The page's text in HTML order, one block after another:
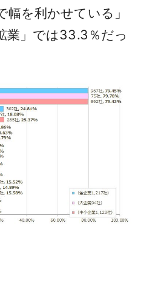
を利かせている」
業」では33.3％だっ